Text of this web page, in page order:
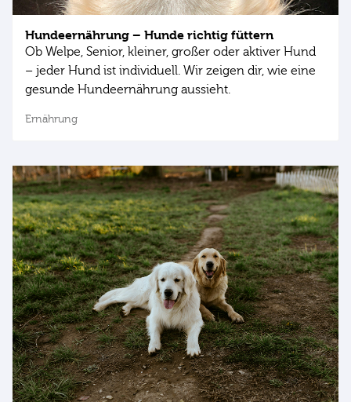
Hundeernährung – Hunde richtig füttern
Ob Welpe, Senior, kleiner, großer oder aktiver Hund
– jeder Hund ist individuell. Wir zeigen dir, wie eine
gesunde Hundeernährung aussieht.
Ernährung